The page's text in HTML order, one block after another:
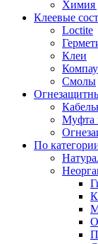
Химия
Клеевые
Loctite
Клеи
Смолы
Муфта
По